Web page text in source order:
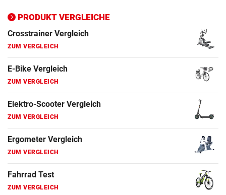
PRODUKT VERGLEICHE
ZUM VERGLEICH
Fahrrad Test
ZUM VERGLEICH
Fahrradanhänger Vergleich
ZUM VERGLEICH
Faszienrolle Vergleich
ZUM VERGLEICH
Hoverboard Vergleich
ZUM VERGLEICH
Kinderfahrrad Vergleich
ZUM VERGLEICH